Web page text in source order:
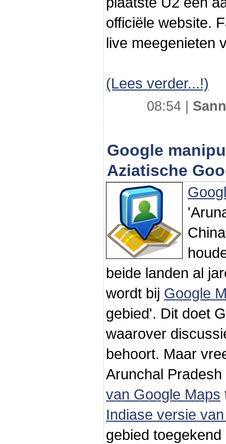
officiële website.
live meegenieten
(Lees verder...!)
08:54 |
Google
Aziatische
beide landen al
wordt bij Google
gebied'. Dit doet
waarover
behoort. Maar
Arunchal
van Google Maps
Indiase versie
gebied toegekend